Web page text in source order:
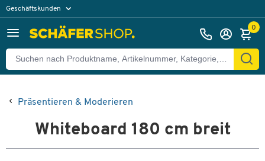
Geschäftskunden
0
Präsentieren & Moderieren
Whiteboard 180 cm breit